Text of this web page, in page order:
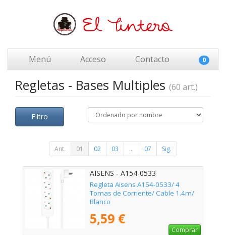
Menú Acceso Contacto 0
Regletas - Bases Multiples (60 art.)
Filtro
Ant. 01 02 03 ... 07 Sig.
AISENS - A154-0533
Regleta Aisens A154-0533/ 4
Tomas de Corriente/ Cable 1.4m/
Blanco
5,59 €
Comprar